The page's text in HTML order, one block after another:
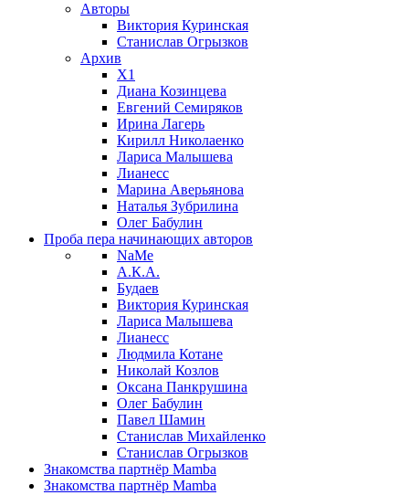
Авторы
Виктория Куринская
Станислав Огрызков
Архив
X1
Диана Козинцева
Евгений Семиряков
Ирина Лагерь
Кирилл Николаенко
Лариса Малышева
Лианесс
Марина Аверьянова
Наталья Зубрилина
Олег Бабулин
Проба пера начинающих авторов
NaMe
А.К.А.
Будаев
Виктория Куринская
Лариса Малышева
Лианесс
Людмила Котане
Николай Козлов
Оксана Панкрушина
Олег Бабулин
Павел Шамин
Станислав Михайленко
Станислав Огрызков
Знакомства партнёр Mamba
Знакомства партнёр Mamba